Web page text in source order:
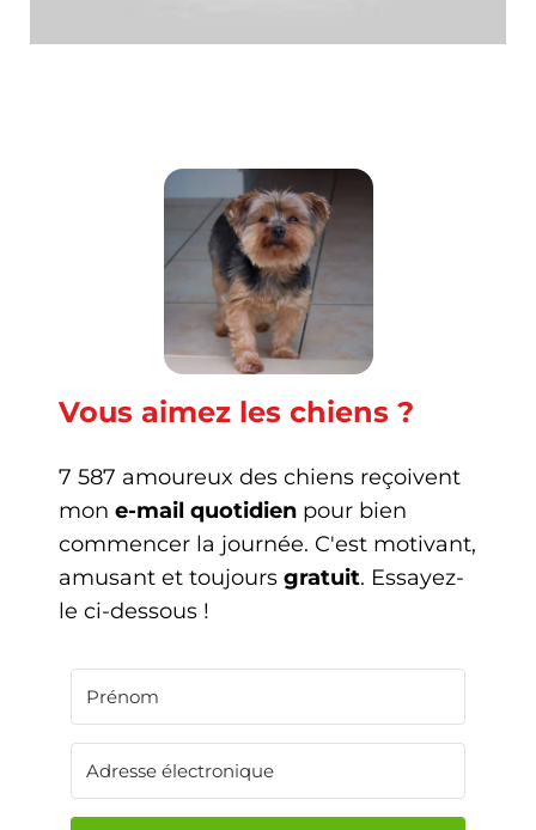
Vous aimez les chiens ?
7 587 amoureux des chiens reçoivent
mon e-mail quotidien pour bien
commencer la journée. C'est motivant,
amusant et toujours gratuit. Essayez-
le ci-dessous !